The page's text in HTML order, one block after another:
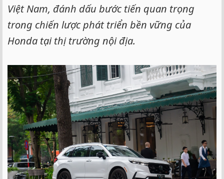
Việt Nam, đánh dấu bước tiến quan trọng
trong chiến lược phát triển bền vững của
Honda tại thị trường nội địa.